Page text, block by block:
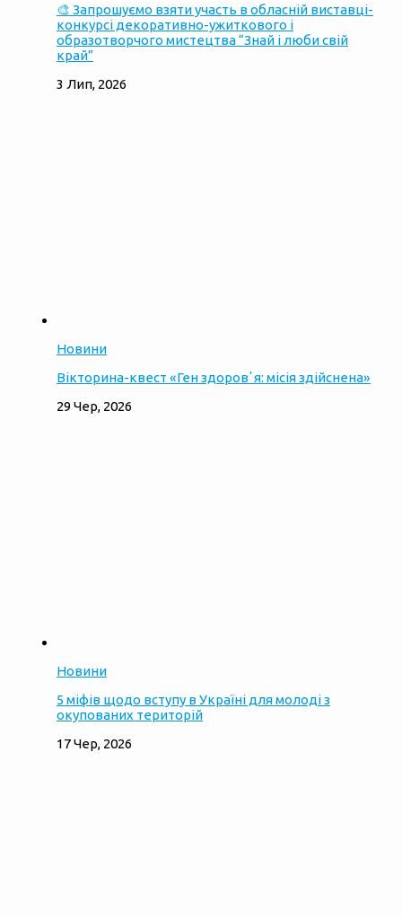
🎨 Запрошуємо взяти участь в обласній виставці-
конкурсі декоративно-ужиткового і
образотворчого мистецтва “Знай і люби свій
край”
3 Лип, 2026
Новини
Вікторина-квест «Ген здоровʼя: місія здійснена»
29 Чер, 2026
Новини
5 міфів щодо вступу в Україні для молоді з
окупованих територій
17 Чер, 2026